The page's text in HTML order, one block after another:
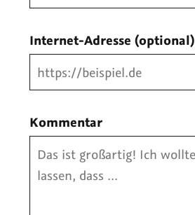
Internet-Adresse (optional)
Kommentar